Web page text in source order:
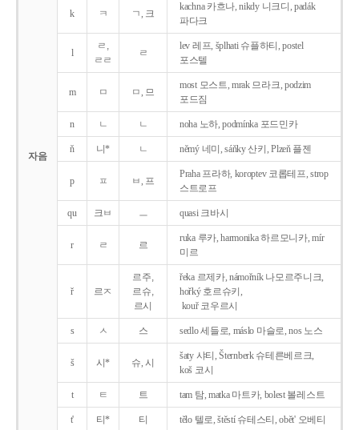
자음
k ㅋ ㄱ, 크
kachna 카흐나, nikdy 니크디, padák
파다크
l
ㄹ,
ㄹㄹ
ㄹ
lev 레프, šplhati 슈플하티, postel
포스텔
m ㅁ ㅁ, 므
most 모스트, mrak 므라크, podzim
포드짐
n ㄴ ㄴ noha 노하, podmínka 포드민카
ň 니* ㄴ němý 네미, sáňky 산키, Plzeň 플젠
p ㅍ ㅂ, 프
Praha 프라하, koroptev 코롭테프, strop
스트로프
qu 크ㅂ ㅡ quasi 크바시
r ㄹ 르
ruka 루카, harmonika 하르모니카, mír
미르
ř 르ㅈ
르주,
르슈,
르시
řeka 르제카, námořník 나모르주니크,
hořký 호르슈키,
kouř 코우르시
s ㅅ 스 sedlo 세들로, máslo 마슬로, nos 노스
š 시* 슈, 시
šaty 샤티, Šternberk 슈테른베르크,
koš 코시
t ㅌ 트 tam 탐, matka 마트카, bolest 볼레스트
t' 티* 티 tělo 텔로, štěstí 슈테스티, obět' 오베티